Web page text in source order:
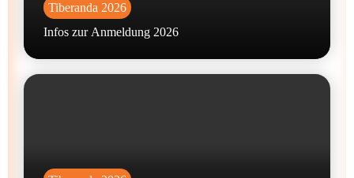
Tiberanda 2026
Infos zur Anmeldung 2026